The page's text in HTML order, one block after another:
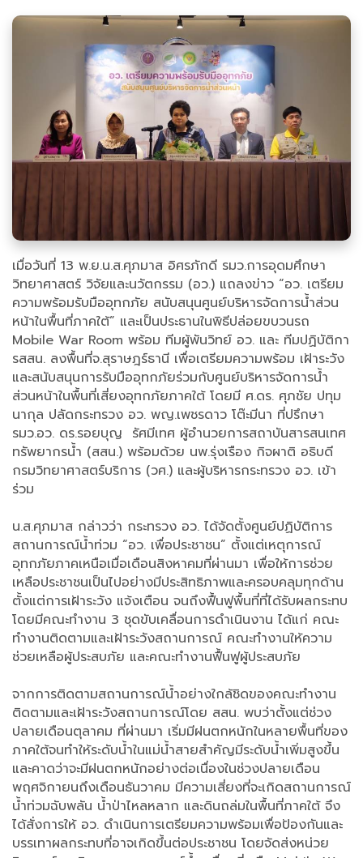
เมื่อวันที่ 13 พ.ย.น.ส.ศุภมาส อิศรภักดี รมว.การอุดมศึกษา
วิทยาศาสตร์ วิจัยและนวัตกรรม (อว.) แถลงข่าว “อว. เตรียม
ความพร้อมรับมืออุทกภัย สนับสนุนศูนย์บริหารจัดการน้ำส่วน
หน้าในพื้นที่ภาคใต้” และเป็นประธานในพิธีปล่อยขบวนรถ
Mobile War Room พร้อม ทีมผู้พันวิทย์ อว. และ ทีมปฏิบัติกา
รสสน. ลงพื้นที่จ.สุราษฎร์ธานี เพื่อเตรียมความพร้อม เฝ้าระวัง
และสนับสนุนการรับมืออุทกภัยร่วมกับศูนย์บริหารจัดการน้ำ
ส่วนหน้าในพื้นที่เสี่ยงอุทกภัยภาคใต้ โดยมี ศ.ดร. ศุภชัย ปทุม
นากุล ปลัดกระทรวง อว. พญ.เพชรดาว โต๊ะมีนา ที่ปรึกษา
รมว.อว. ดร.รอยบุญ รัศมีเทศ ผู้อำนวยการสถาบันสารสนเทศ
ทรัพยากรน้ำ (สสน.) พร้อมด้วย นพ.รุ่งเรือง กิจผาติ อธิบดี
กรมวิทยาศาสตร์บริการ (วศ.) และผู้บริหารกระทรวง อว. เข้า
ร่วม
น.ส.ศุภมาส กล่าวว่า กระทรวง อว. ได้จัดตั้งศูนย์ปฏิบัติการ
สถานการณ์น้ำท่วม “อว. เพื่อประชาชน” ตั้งแต่เหตุการณ์
อุทกภัยภาคเหนือเมื่อเดือนสิงหาคมที่ผ่านมา เพื่อให้การช่วย
เหลือประชาชนเป็นไปอย่างมีประสิทธิภาพและครอบคลุมทุกด้าน
ตั้งแต่การเฝ้าระวัง แจ้งเตือน จนถึงฟื้นฟูพื้นที่ที่ได้รับผลกระทบ
โดยมีคณะทำงาน 3 ชุดขับเคลื่อนการดำเนินงาน ได้แก่ คณะ
ทำงานติดตามและเฝ้าระวังสถานการณ์ คณะทำงานให้ความ
ช่วยเหลือผู้ประสบภัย และคณะทำงานฟื้นฟูผู้ประสบภัย
จากการติดตามสถานการณ์น้ำอย่างใกล้ชิดของคณะทำงาน
ติดตามและเฝ้าระวังสถานการณ์โดย สสน. พบว่าตั้งแต่ช่วง
ปลายเดือนตุลาคม ที่ผ่านมา เริ่มมีฝนตกหนักในหลายพื้นที่ของ
ภาคใต้จนทำให้ระดับน้ำในแม่น้ำสายสำคัญมีระดับน้ำเพิ่มสูงขึ้น
และคาดว่าจะมีฝนตกหนักอย่างต่อเนื่องในช่วงปลายเดือน
พฤศจิกายนถึงเดือนธันวาคม มีความเสี่ยงที่จะเกิดสถานการณ์
น้ำท่วมฉับพลัน น้ำป่าไหลหลาก และดินถล่มในพื้นที่ภาคใต้ จึง
ได้สั่งการให้ อว. ดำเนินการเตรียมความพร้อมเพื่อป้องกันและ
บรรเทาผลกระทบที่อาจเกิดขึ้นต่อประชาชน โดยจัดส่งหน่วย